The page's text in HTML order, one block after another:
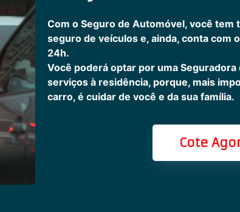
Com o Seguro de Automóvel, você tem
seguro de veículos e, ainda, conta com
24h.
Você poderá optar por uma
serviços à residência, porque, mais
carro, é cuidar de você e da sua família.
Cote